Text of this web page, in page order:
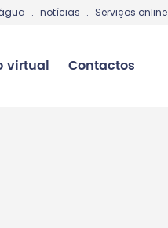
. notícias . Serviços online
virtual Contactos